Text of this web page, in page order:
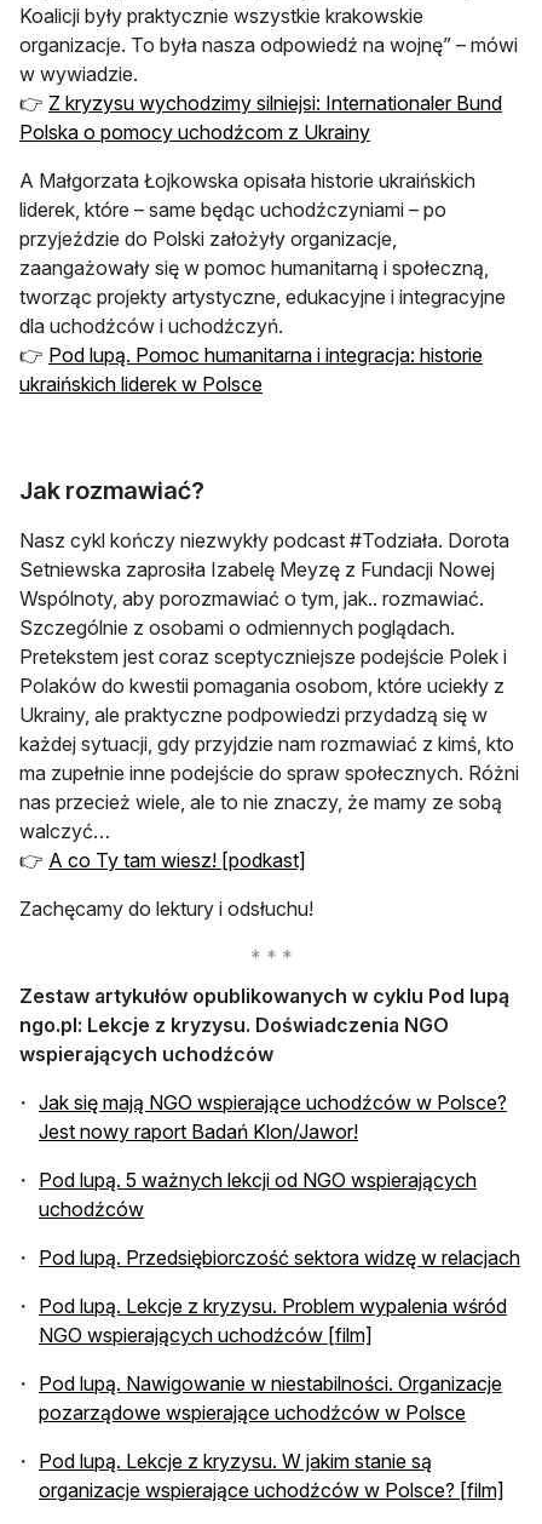
Koalicji były praktycznie wszystkie krakowskie
organizacje. To była nasza odpowiedź na wojnę” – mówi
w wywiadzie.
👉 Z kryzysu wychodzimy silniejsi: Internationaler Bund
Polska o pomocy uchodźcom z Ukrainy
A Małgorzata Łojkowska opisała historie ukraińskich
liderek, które – same będąc uchodźczyniami – po
przyjeździe do Polski założyły organizacje,
zaangażowały się w pomoc humanitarną i społeczną,
tworząc projekty artystyczne, edukacyjne i integracyjne
dla uchodźców i uchodźczyń.
👉 Pod lupą. Pomoc humanitarna i integracja: historie
ukraińskich liderek w Polsce
Jak rozmawiać?
Nasz cykl kończy niezwykły podcast #Todziała. Dorota
Setniewska zaprosiła Izabelę Meyzę z Fundacji Nowej
Wspólnoty, aby porozmawiać o tym, jak.. rozmawiać.
Szczególnie z osobami o odmiennych poglądach.
Pretekstem jest coraz sceptyczniejsze podejście Polek i
Polaków do kwestii pomagania osobom, które uciekły z
Ukrainy, ale praktyczne podpowiedzi przydadzą się w
każdej sytuacji, gdy przyjdzie nam rozmawiać z kimś, kto
ma zupełnie inne podejście do spraw społecznych. Różni
nas przecież wiele, ale to nie znaczy, że mamy ze sobą
walczyć…
👉 A co Ty tam wiesz! [podkast]
Zachęcamy do lektury i odsłuchu!
Zestaw artykułów opublikowanych w cyklu Pod lupą
ngo.pl: Lekcje z kryzysu. Doświadczenia NGO
wspierających uchodźców
Jak się mają NGO wspierające uchodźców w Polsce?
Jest nowy raport Badań Klon/Jawor!
Pod lupą. 5 ważnych lekcji od NGO wspierających
uchodźców
Pod lupą. Przedsiębiorczość sektora widzę w relacjach
Pod lupą. Lekcje z kryzysu. Problem wypalenia wśród
NGO wspierających uchodźców [film]
Pod lupą. Nawigowanie w niestabilności. Organizacje
pozarządowe wspierające uchodźców w Polsce
Pod lupą. Lekcje z kryzysu. W jakim stanie są
organizacje wspierające uchodźców w Polsce? [film]